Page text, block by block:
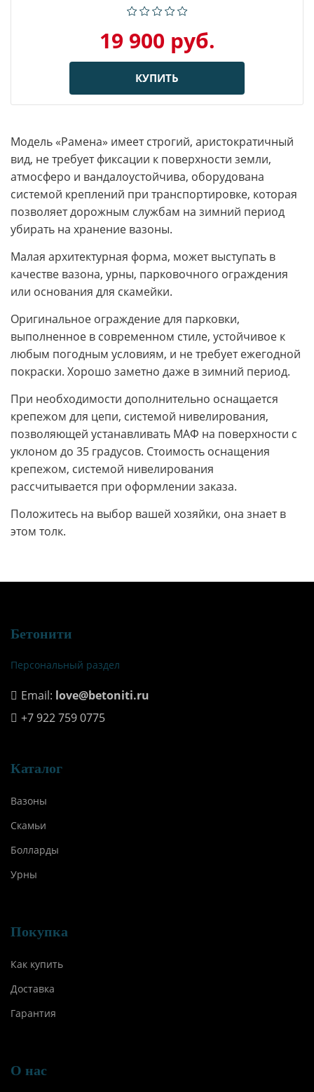
19 900 руб.
КУПИТЬ
Модель «Рамена» имеет строгий, аристократичный
вид, не требует фиксации к поверхности земли,
атмосферо и вандалоустойчива, оборудована
системой креплений при транспортировке, которая
позволяет дорожным службам на зимний период
убирать на хранение вазоны.
Малая архитектурная форма, может выступать в
качестве вазона, урны, парковочного ограждения
или основания для скамейки.
Оригинальное ограждение для парковки,
выполненное в современном стиле, устойчивое к
любым погодным условиям, и не требует ежегодной
покраски. Хорошо заметно даже в зимний период.
При необходимости дополнительно оснащается
крепежом для цепи, системой нивелирования,
позволяющей устанавливать МАФ на поверхности с
уклоном до 35 градусов. Стоимость оснащения
крепежом, системой нивелирования
рассчитывается при оформлении заказа.
Положитесь на выбор вашей хозяйки, она знает в
этом толк.
Бетонити
Персональный раздел
Email: love@betoniti.ru
+7 922 759 0775
Каталог
Вазоны
Скамьи
Болларды
Урны
Покупка
Как купить
Доставка
Гарантия
О нас